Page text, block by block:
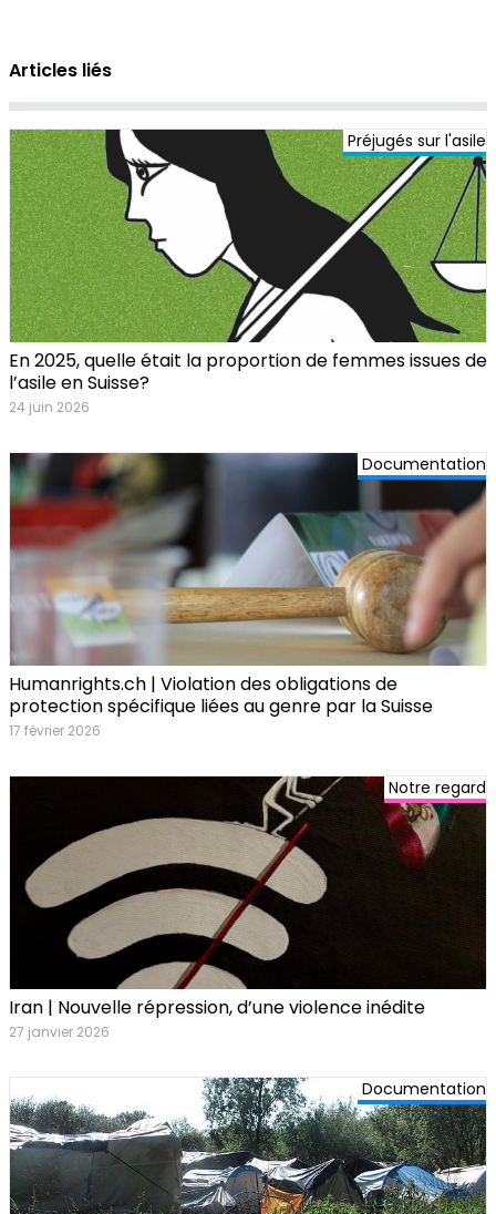
Articles liés
Préjugés sur l'asile
En 2025, quelle était la proportion de femmes issues de
l’asile en Suisse?
24 juin 2026
Documentation
Humanrights.ch | Violation des obligations de
protection spécifique liées au genre par la Suisse
17 février 2026
Notre regard
Iran | Nouvelle répression, d’une violence inédite
27 janvier 2026
Documentation